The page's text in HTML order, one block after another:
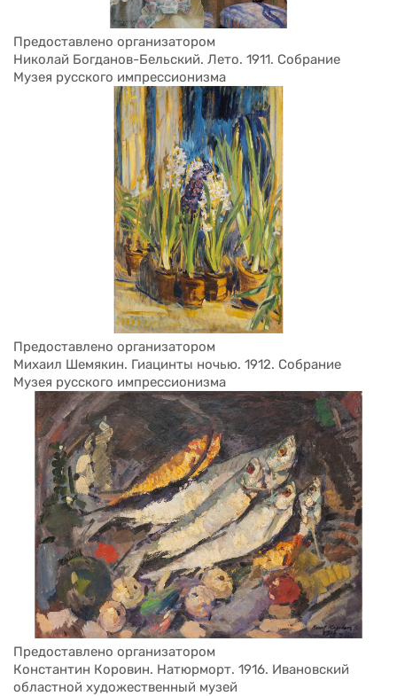
Предоставлено организатором
Николай Богданов-Бельский. Лето. 1911. Собрание
Музея русского импрессионизма
Предоставлено организатором
Михаил Шемякин. Гиацинты ночью. 1912. Собрание
Музея русского импрессионизма
Предоставлено организатором
Константин Коровин. Натюрморт. 1916. Ивановский
областной художественный музей